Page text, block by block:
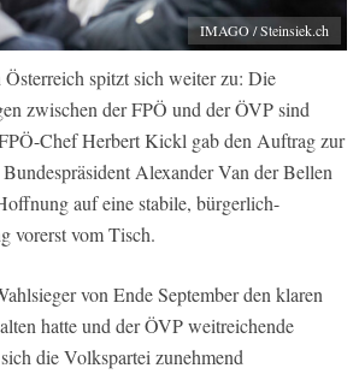
IMAGO / Steinsiek.ch
spitzt sich weiter zu: Die
zwischen der FPÖ und der ÖVP sind
Chef Herbert Kickl gab den Auftrag zur
Alexander Van der Bellen
auf eine stabile, bürgerlich-
vorerst vom Tisch.
von Ende September den klaren
hatte und der ÖVP weitreichende
die Volkspartei zunehmend